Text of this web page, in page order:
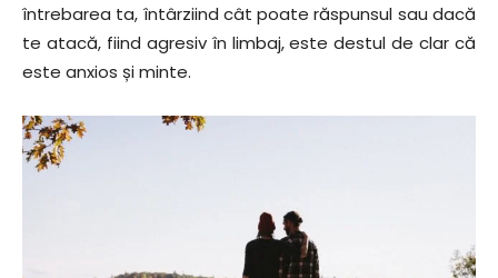
întrebarea ta, întârziind cât poate răspunsul sau dacă
te atacă, fiind agresiv în limbaj, este destul de clar că
este anxios și minte.